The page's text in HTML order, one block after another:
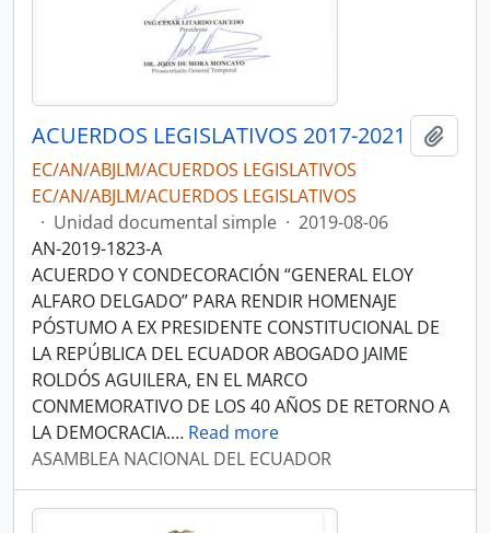
ACUERDOS LEGISLATIVOS 2017-2021
EC/AN/ABJLM/ACUERDOS LEGISLATIVOS
EC/AN/ABJLM/ACUERDOS LEGISLATIVOS
· Unidad documental simple · 2019-08-06
AN-2019-1823-A
ACUERDO Y CONDECORACIÓN “GENERAL ELOY
ALFARO DELGADO” PARA RENDIR HOMENAJE
PÓSTUMO A EX PRESIDENTE CONSTITUCIONAL DE
LA REPÚBLICA DEL ECUADOR ABOGADO JAIME
ROLDÓS AGUILERA, EN EL MARCO
CONMEMORATIVO DE LOS 40 AÑOS DE RETORNO A
LA DEMOCRACIA.… Read more
ASAMBLEA NACIONAL DEL ECUADOR